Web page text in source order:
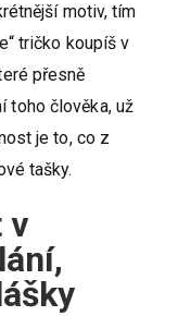
motiv, tím
tričko koupíš v
přesně
toho člověka, už
je to, co z
tašky.
v